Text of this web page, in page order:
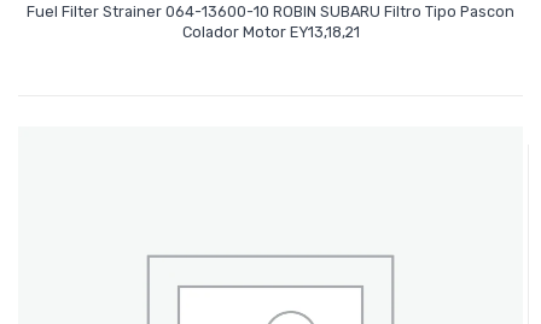
Fuel Filter Strainer 064-13600-10 ROBIN SUBARU Filtro Tipo Pascon
Colador Motor EY13,18,21
Leer Más